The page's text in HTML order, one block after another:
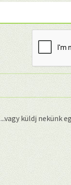
...vagy küldj nekünk